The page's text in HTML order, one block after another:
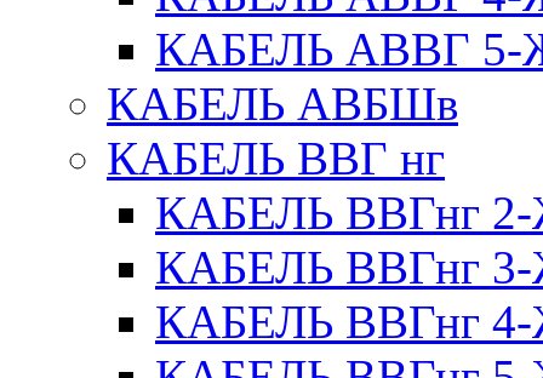
КАБЕЛЬ АВВГ
КАБЕЛЬ АВБШв
КАБЕЛЬ ВВГ нг
КАБЕЛЬ ВВГнг
КАБЕЛЬ ВВГнг
КАБЕЛЬ ВВГнг